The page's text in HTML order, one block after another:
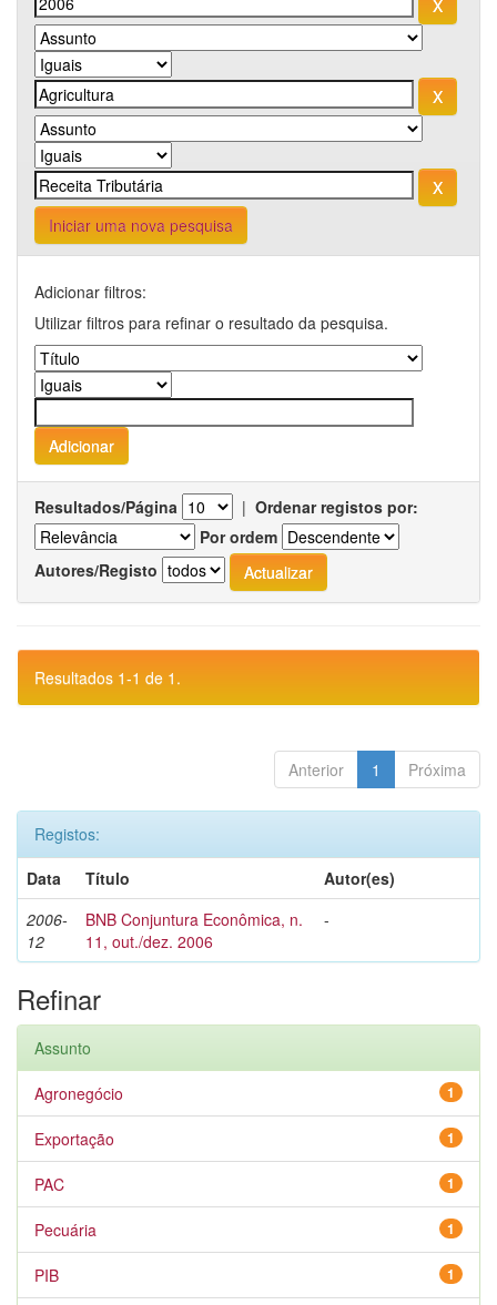
Iniciar uma nova pesquisa
Adicionar filtros:
Utilizar filtros para refinar o resultado da pesquisa.
Resultados/Página | Ordenar registos por:
Por ordem
Autores/Registo
Resultados 1-1 de 1.
Anterior 1 Próxima
Registos:
Data
Título
Autor(es)
2006-
12
BNB Conjuntura Econômica, n.
11, out./dez. 2006
-
Refinar
Assunto
1
Agronegócio
1
Exportação
1
PAC
1
Pecuária
1
PIB